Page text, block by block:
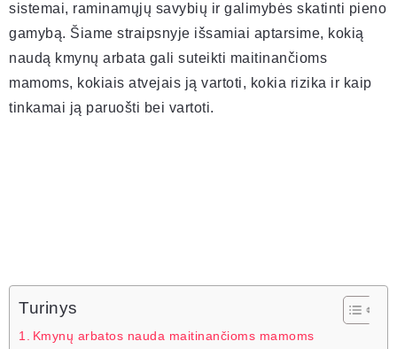
sistemai, raminamųjų savybių ir galimybės skatinti pieno
gamybą. Šiame straipsnyje išsamiai aptarsime, kokią
naudą kmynų arbata gali suteikti maitinančioms
mamoms, kokiais atvejais ją vartoti, kokia rizika ir kaip
tinkamai ją paruošti bei vartoti.
Turinys
Kmynų arbatos nauda maitinančioms mamoms